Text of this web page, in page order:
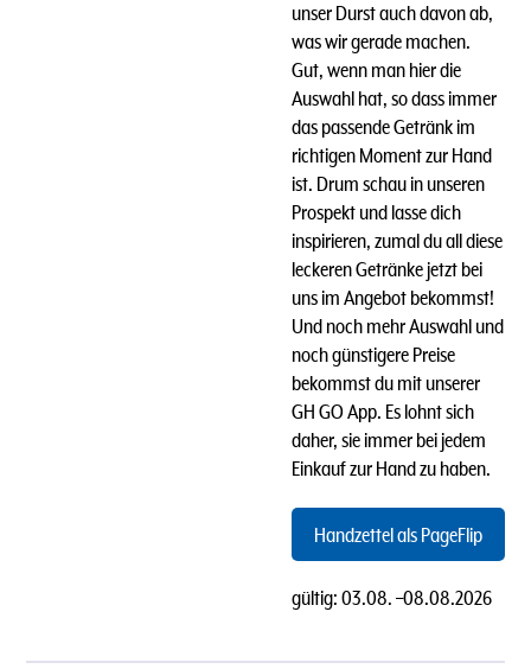
unser Durst auch davon ab,
was wir gerade machen.
Gut, wenn man hier die
Auswahl hat, so dass immer
das passende Getränk im
richtigen Moment zur Hand
ist. Drum schau in unseren
Prospekt und lasse dich
inspirieren, zumal du all diese
leckeren Getränke jetzt bei
uns im Angebot bekommst!
Und noch mehr Auswahl und
noch günstigere Preise
bekommst du mit unserer
GH GO App. Es lohnt sich
daher, sie immer bei jedem
Einkauf zur Hand zu haben.
Handzettel als PageFlip
gültig: 03.08. –08.08.2026